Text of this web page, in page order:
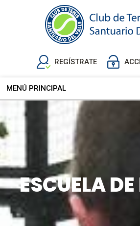
REGÍSTRATE
MENÚ PRINCIPAL
ESCUELA